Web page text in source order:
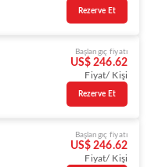
Rezerve Et
Başlangıç fiyatı
US$ 246.62
Fiyat/ Kişi
Rezerve Et
Başlangıç fiyatı
US$ 246.62
Fiyat/ Kişi